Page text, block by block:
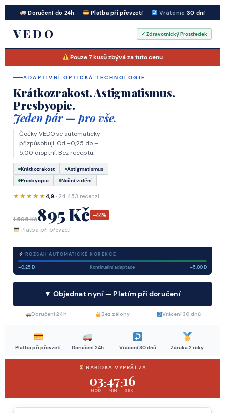
Doručení do 24h · Platba při převzetí· Vrátenie 30 dní
VEDO ✓ Zdravotnický Prostředek
Pouze7kusů zbývá za tuto cenu
ADAPTIVNÍ OPTICKÁ TECHNOLOGIE
Krátkozrakost. Astigmatismus.
Presbyopie.
Jeden pár — pro vše.
Čočky VEDO se automaticky
přizpůsobují. Od –0,25 do –
5,00 dioptrií. Bez receptu.
Krátkozrakost
Astigmatismus
Presbyopie
Noční vidění
★★★★★4,9 · 24 453 recenzí
1 595 Kč895 Kč –44%
Platba při převzetí
ROZSAH AUTOMATICKÉ KOREKCE
–0,25 D Kontinuální adaptace –5,00 D
▼ Objednat nyní — Platím při doručení
Doručení 24h Bez zálohy Vrácení 30 dnů
Platba při převzetí Doručení 24h Vrácení 30 dnů Záruka 2 roky
NABÍDKA VYPRŠÍ ZA
03
HOD :47
MIN :16
SEK